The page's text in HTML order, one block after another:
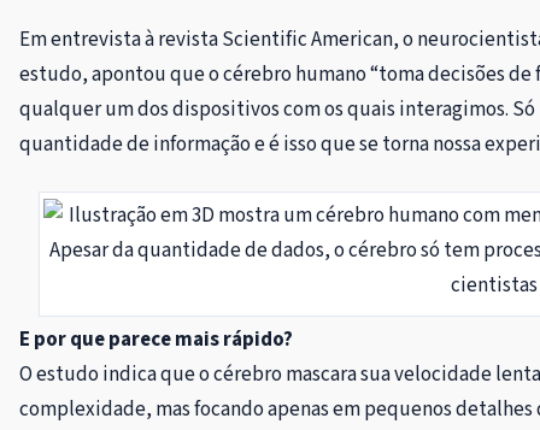
Em entrevista à revista Scientific American, o
estudo, apontou que o cérebro humano “toma decisões
qualquer um dos dispositivos com os quais interagimos.
quantidade de informação e é isso que se torna nossa
Apesar da quantidade de dados, o cérebro só tem
cientistas
E por que parece mais rápido?
O estudo indica que o cérebro mascara sua velocidade
complexidade, mas focando apenas em pequenos detalhes